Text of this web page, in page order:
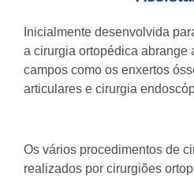
Inicialmente desenvolvida
a cirurgia ortopédica abrange
campos como os enxertos
articulares e cirurgia
Os vários procedimentos de
realizados por cirurgiões